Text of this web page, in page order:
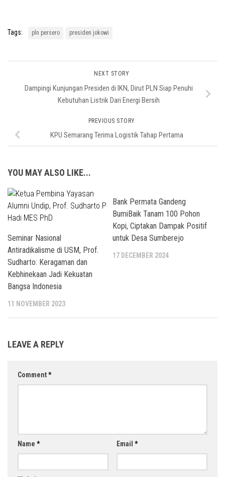
Tags: pln persero presiden jokowi
NEXT STORY
Dampingi Kunjungan Presiden di IKN, Dirut PLN Siap Penuhi
Kebutuhan Listrik Dari Energi Bersih
PREVIOUS STORY
KPU Semarang Terima Logistik Tahap Pertama
YOU MAY ALSO LIKE...
Seminar Nasional
Antiradikalisme di USM, Prof.
Sudharto: Keragaman dan
Kebhinekaan Jadi Kekuatan
Bangsa Indonesia
11 NOVEMBER 2023
Bank Permata Gandeng
BumiBaik Tanam 100 Pohon
Kopi, Ciptakan Dampak Positif
untuk Desa Sumberejo
17 DECEMBER 2024
LEAVE A REPLY
Comment*
Name * Email *